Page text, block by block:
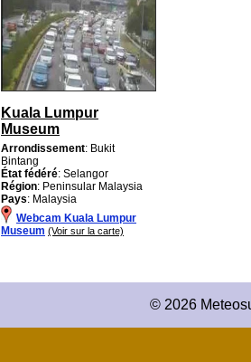
Kuala Lumpur
Museum
Arrondissement: Bukit
Bintang
État fédéré: Selangor
Région: Peninsular Malaysia
Pays: Malaysia
Webcam Kuala Lumpur
Museum (Voir sur la carte)
© 2026